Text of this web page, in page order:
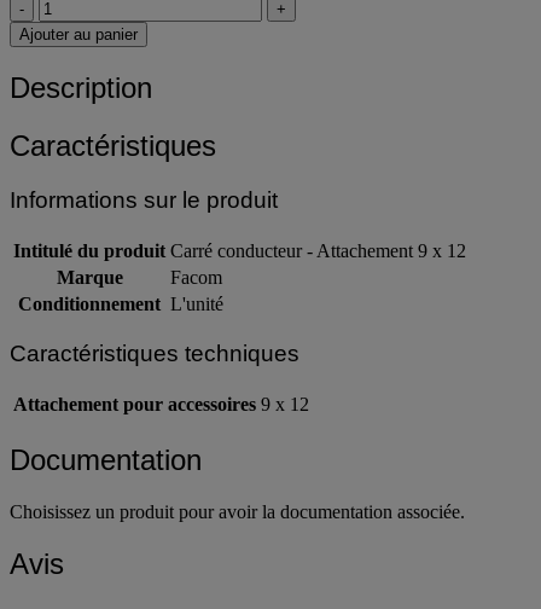
-
+
Ajouter au panier
Description
Caractéristiques
Informations sur le produit
Intitulé du produit Carré conducteur - Attachement 9 x 12
Marque
Facom
Conditionnement L'unité
Caractéristiques techniques
Attachement pour accessoires 9 x 12
Documentation
Choisissez un produit pour avoir la documentation associée.
Avis